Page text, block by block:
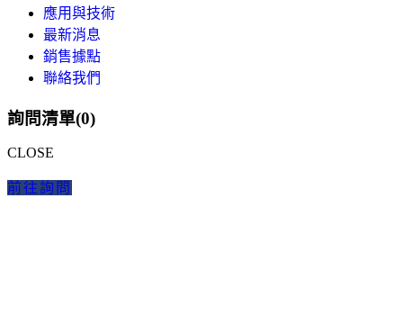
應用與技術
最新消息
銷售據點
聯絡我們
詢問清單(0)
CLOSE
前往詢問